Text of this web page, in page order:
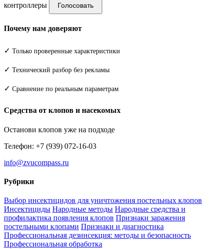
контроллеры Голосовать
Почему нам доверяют
✓ Только проверенные характеристики
✓ Технический разбор без рекламы
✓ Сравнение по реальным параметрам
Средства от клопов и насекомых
Останови клопов уже на подходе
Телефон: +7 (939) 072-16-03
info@zvucompass.ru
Рубрики
Выбор инсектицидов для уничтожения постельных клопов
Инсектициды Народные методы Народные средства и
профилактика появления клопов Признаки заражения
постельными клопами Признаки и диагностика
Профессиональная дезинсекция: методы и безопасность
Профессиональная обработка